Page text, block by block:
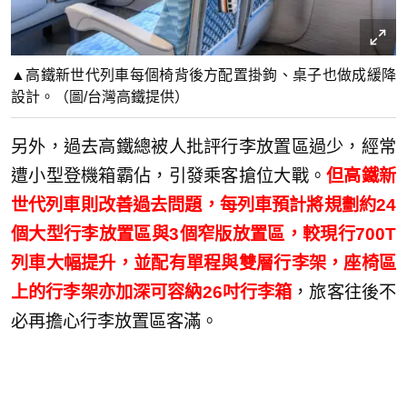
▲高鐵新世代列車每個椅背後方配置掛鉤、桌子也做成緩降
設計。（圖/台灣高鐵提供）
另外，過去高鐵總被人批評行李放置區過少，經常
遭小型登機箱霸佔，引發乘客搶位大戰。但高鐵新
世代列車則改善過去問題，每列車預計將規劃約24
個大型行李放置區與3個窄版放置區，較現行700T
列車大幅提升，並配有單程與雙層行李架，座椅區
上的行李架亦加深可容納26吋行李箱 ，旅客往後不
必再擔心行李放置區客滿。